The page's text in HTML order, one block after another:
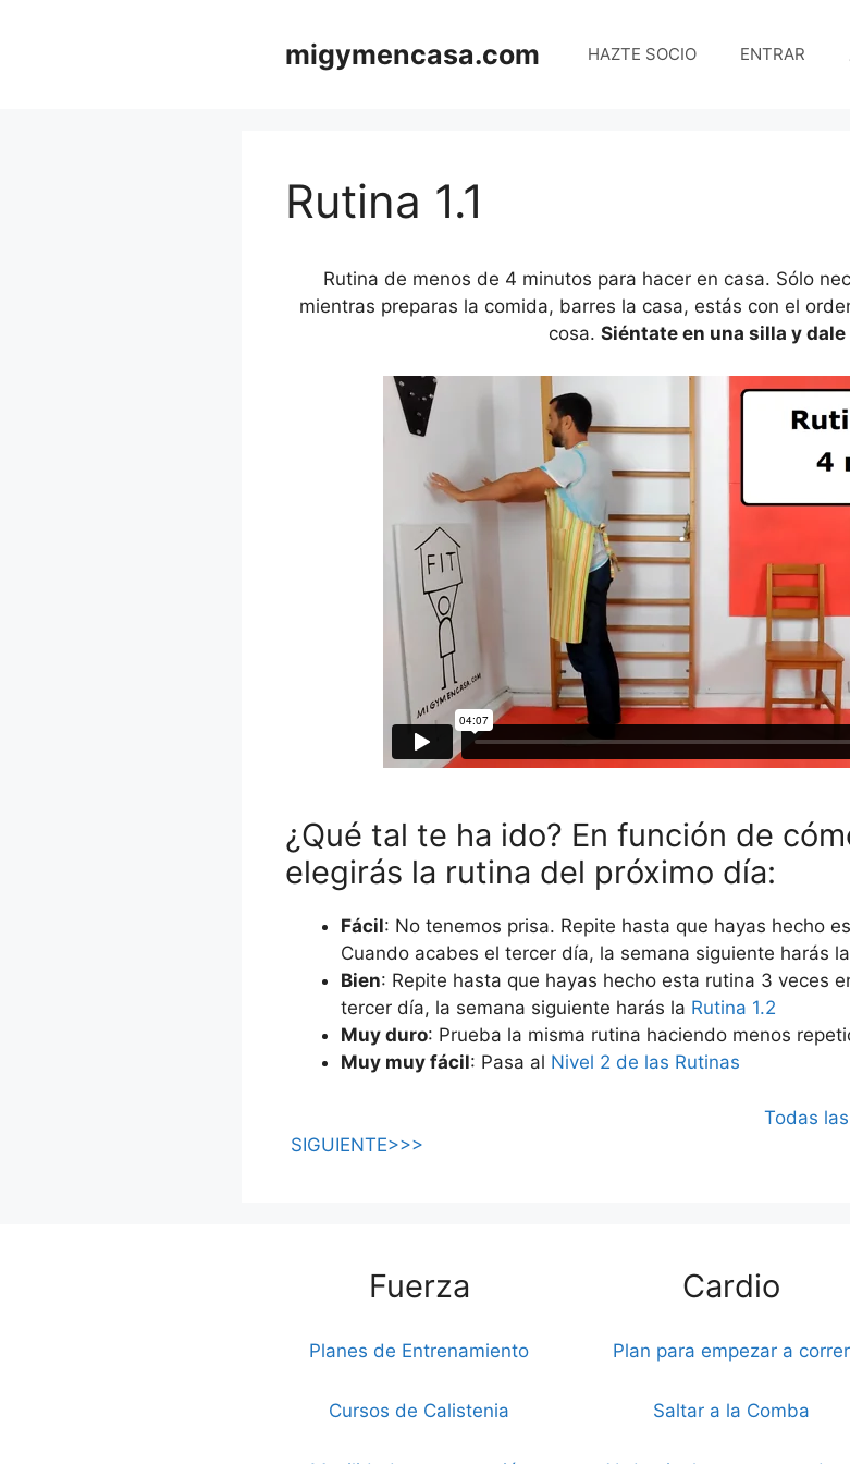
migymencasa.com HAZTE SOCIO ENTRAR
Rutina 1.1
Rutina de menos de 4 minutos para hacer en casa. Sólo
mientras preparas la comida, barres la casa, estás con el
cosa. Siéntate en una silla y dale
¿Qué tal te ha ido? En función de
elegirás la rutina del próximo día:
Fácil: No tenemos prisa. Repite hasta que hayas hecho
Cuando acabes el tercer día, la semana siguiente harás la
Bien: Repite hasta que hayas hecho esta rutina 3 veces
tercer día, la semana siguiente harás la Rutina 1.2
Muy duro: Prueba la misma rutina haciendo menos
Muy muy fácil: Pasa al Nivel 2 de las Rutinas
Todas
SIGUIENTE>>>
Fuerza
Planes de Entrenamiento
Cursos de Calistenia
Cardio
Plan para empezar a correr
Saltar a la Comba